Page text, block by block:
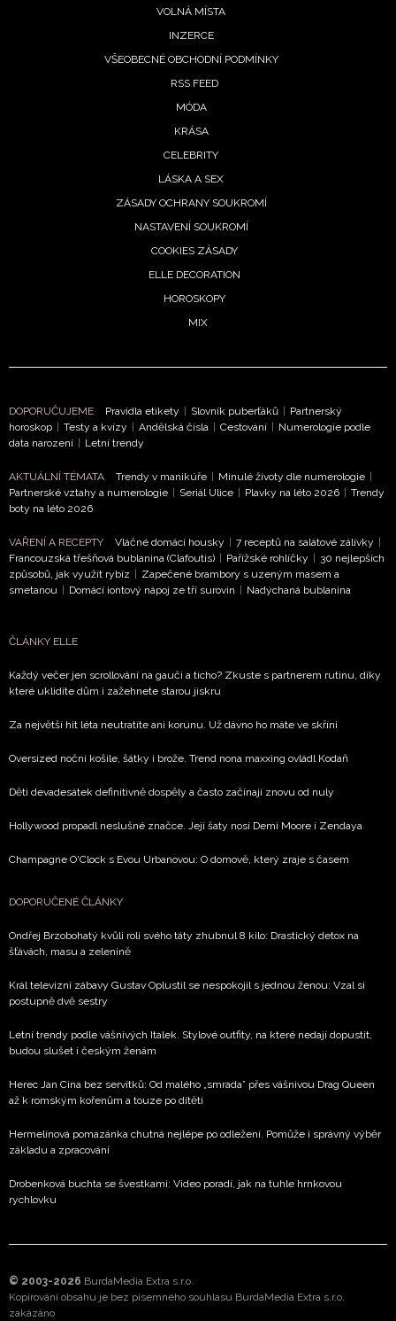
VOLNÁ MÍSTA
INZERCE
VŠEOBECNÉ OBCHODNÍ PODMÍNKY
RSS FEED
MÓDA
KRÁSA
CELEBRITY
LÁSKA A SEX
ZÁSADY OCHRANY SOUKROMÍ
NASTAVENÍ SOUKROMÍ
COOKIES ZÁSADY
ELLE DECORATION
HOROSKOPY
MIX
DOPORUČUJEME Pravidla etikety | Slovník puberťáků | Partnerský
horoskop | Testy a kvízy | Andělská čísla | Cestování | Numerologie podle
data narození | Letní trendy
AKTUÁLNÍ TÉMATA Trendy v manikúře | Minulé životy dle numerologie |
Partnerské vztahy a numerologie | Seriál Ulice | Plavky na léto 2026 | Trendy
boty na léto 2026
VAŘENÍ A RECEPTY Vláčné domácí housky | 7 receptů na salátové zálivky |
Francouzská třešňová bublanina (Clafoutis) | Pařížské rohlíčky | 30 nejlepších
způsobů, jak využít rybíz | Zapečené brambory s uzeným masem a
smetanou | Domácí iontový nápoj ze tří surovin | Nadýchaná bublanina
ČLÁNKY ELLE
Každý večer jen scrollování na gauči a ticho? Zkuste s partnerem rutinu, díky
které uklidíte dům i zažehnete starou jiskru
Za největší hit léta neutratíte ani korunu. Už dávno ho máte ve skříni
Oversized noční košile, šátky i brože. Trend nona maxxing ovládl Kodaň
Děti devadesátek definitivně dospěly a často začínají znovu od nuly
Hollywood propadl neslušné značce. Její šaty nosí Demi Moore i Zendaya
Champagne O'Clock s Evou Urbanovou: O domově, který zraje s časem
DOPORUČENÉ ČLÁNKY
Ondřej Brzobohatý kvůli roli svého táty zhubnul 8 kilo: Drastický detox na
šťávách, masu a zelenině
Král televizní zábavy Gustav Oplustil se nespokojil s jednou ženou: Vzal si
postupně dvě sestry
Letní trendy podle vášnivých Italek. Stylové outfity, na které nedají dopustit,
budou slušet i českým ženám
Herec Jan Cina bez servítků: Od malého „smrada” přes vášnivou Drag Queen
až k romským kořenům a touze po dítěti
Hermelínová pomazánka chutná nejlépe po odležení. Pomůže i správný výběr
základu a zpracování
Drobenková buchta se švestkami: Video poradí, jak na tuhle hrnkovou
rychlovku
© 2003-2026 BurdaMedia Extra s.r.o.
Kopírování obsahu je bez písemného souhlasu BurdaMedia Extra s.r.o.
zakázáno